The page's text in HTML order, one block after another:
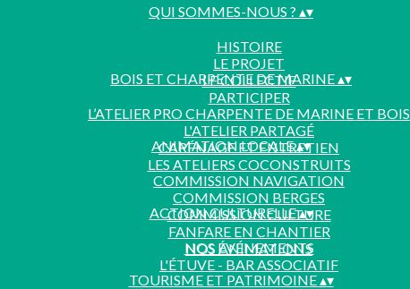
QUI SOMMES-NOUS ? ▴▾
HISTOIRE
LE PROJET
LE COLLECTIF
PARTICIPER
BOIS ET CHARPENTE DE MARINE▴▾
L’ATELIER PRO CHARPENTE DE MARINE ET BOIS
L'ATELIER PARTAGÉ
CARÉNAGE ET ENTRETIEN
LES ATELIERS COCONSTRUITS
ANIMATION LOCALE▴▾
COMMISSION NAVIGATION
COMMISSION BERGES
COMMISSION CULTURE
FANFARE EN CHANTIER
NOS ANIMATIONS
ACTION CULTURELLE▴▾
NOS ÉVÉNEMENTS
L'ÉTUVE - BAR ASSOCIATIF
TOURISME ET PATRIMOINE▴▾